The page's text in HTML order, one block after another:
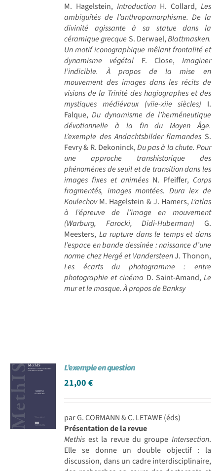
M. Hagelstein, Introduction H. Collard, Les
ambiguïtés de l’anthropomorphisme. De la
divinité agissante à sa statue dans la
céramique grecque S. Derwael,Blattmasken.
Un motif iconographique mêlant frontalité et
dynamisme végétal F. Close,Imaginer
l’indicible. À propos de la mise en
mouvement des images dans les récits de
visions de la Trinité des hagiographes et des
mystiques médiévaux (viie-xiie siècles) I.
Falque,Du dynamisme de l’herméneutique
dévotionnelle à la fin du Moyen Âge.
L’exemple des Andachtsbilder flamandes S.
Fevry & R. Dekoninck,Du pas à la chute. Pour
une approche transhistorique des
phénomènes de seuil et de transition dans les
images fixes et animées N. Pfeiffer, Corps
fragmentés, images montées. Dura lex de
KoulechovM. Hagelstein & J. Hamers,L’atlas
à l’épreuve de l’image en mouvement
(Warburg, Farocki, Didi-Huberman) G.
Meesters, La rupture dans le temps et dans
l’espace en bande dessinée : naissance d’une
norme chez Hergé et VandersteenJ. Thonon,
Les écarts du photogramme : entre
photographie et cinéma D. Saint-Amand, Le
mur et le masque. À propos de Banksy
L’exemple en question
21,00€
par G. CORMANN & C. LETAWE (éds)
Présentation de la revue
Methis est la revue du groupe Intersection.
Elle se donne un double objectif : la
discussion, dans un cadre interdisciplinaire,